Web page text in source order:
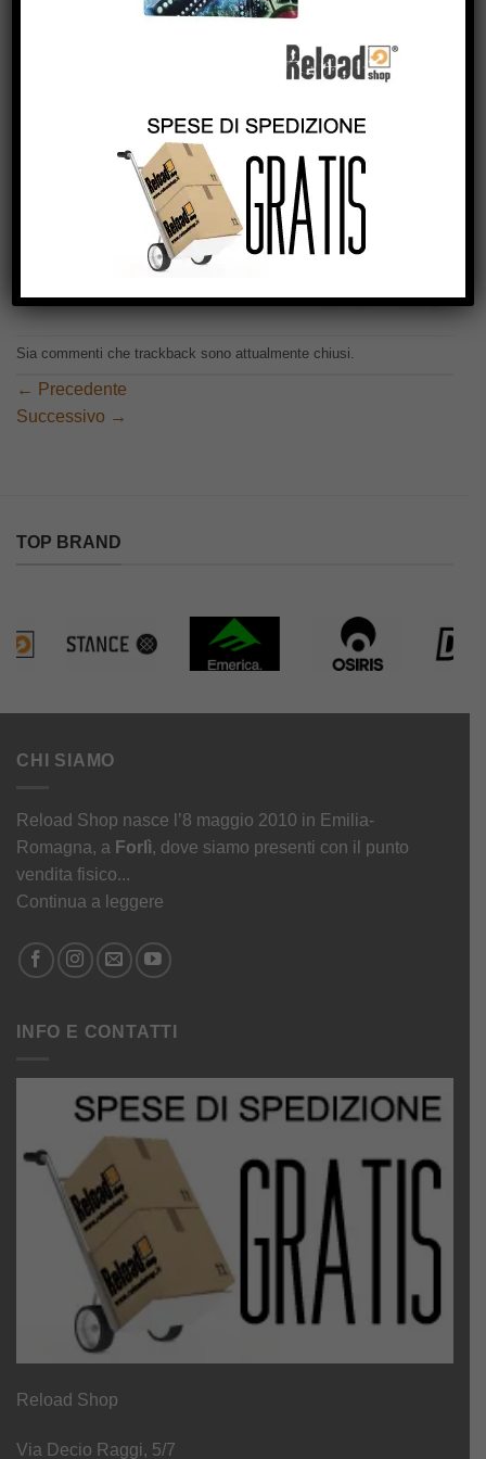
Sia commenti che trackback sono attualmente chiusi.
← Precedente
Successivo →
TOP BRAND
CHI SIAMO
Reload Shop nasce l’8 maggio 2010 in Emilia-
Romagna, a Forlì, dove siamo presenti con il punto
vendita fisico...
Continua a leggere
INFO E CONTATTI
Reload Shop
Via Decio Raggi, 5/7